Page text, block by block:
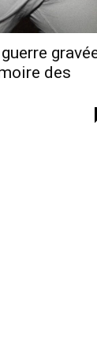
des